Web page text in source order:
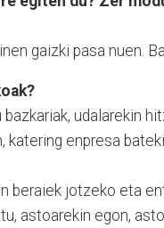
gaizki pasa nuen.
bazkariak, udalarekin
katering enpresa
beraiek jotzeko eta
astoarekin egon,